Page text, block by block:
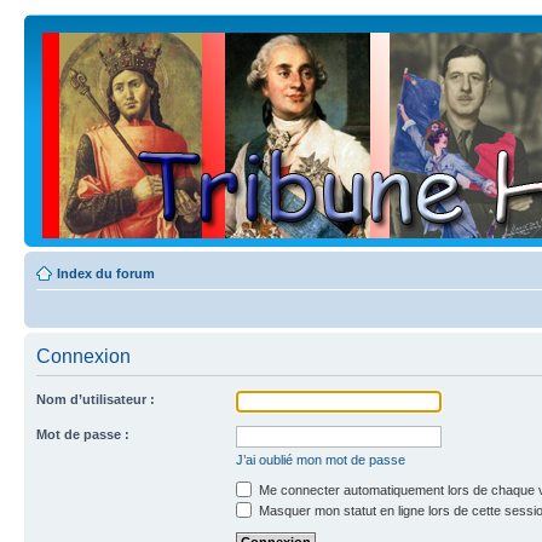
Index du forum
Connexion
Nom d’utilisateur :
Mot de passe :
J’ai oublié mon mot de passe
Me connecter automatiquement lors de chaque
Masquer mon statut en ligne lors de cette